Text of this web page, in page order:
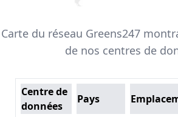
Carte du réseau Greens247
de nos centres de
Centre de
données
Pays